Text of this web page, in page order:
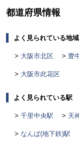
都道府県情報
よく見られている地域
大阪市北区 豊
大阪市此花区
よく見られている駅
千里中央駅 天
なんば(地下鉄)駅